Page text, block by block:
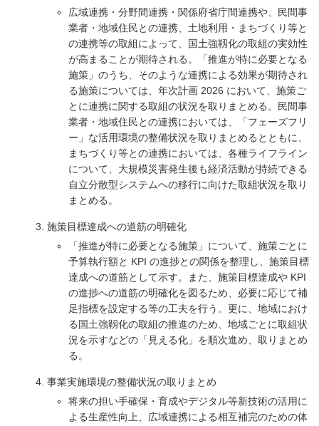
広域連携・分野間連携・関係府省庁間連携や、民間事
業者・地域住民との連携、土地利用・まちづくり等と
の連携等の取組によって、国土強靱化の取組の実効性
が高まることが期待される。「推進が特に必要となる
施策」のうち、そのような連携による効果が期待され
る施策については、年次計画 2026 において、施策ご
とに連携に関する取組の状況を取りまとめる。民間事
業者・地域住民との連携においては、「フェーズフリ
ー」な活用環境の整備状況を取りまとめるとともに、
まちづくり等との連携においては、各種ライフライン
について、大規模災害発生後も経済活動が持続できる
自立分散型システムへの移行に向けた取組状況を取り
まとめる。
施策目標達成への道筋の明確化
「推進が特に必要となる施策」について、施策ごとに
予算執行額と KPI の進捗との関係を整理し、施策目標
達成への道筋として示す。また、施策目標達成や KPI
の進捗への道筋の明確化を図るため、必要に応じて補
足指標を設定する等の工夫を行う。更に、地域におけ
る国土強靱化の取組の推進のため、地域ごとに取組状
況を示すなどの「見える化」を順次進め、取りまとめ
る。
事業実施環境の整備状況の取りまとめ
将来の担い手確保・育成やデジタル等新技術の活用に
よる生産性向上、広域連携による相互補完のための体